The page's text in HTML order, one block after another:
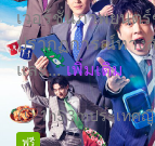
เวอร์ชั่นภาพยนต
ปรากฏการณ์ทาง
และ... เพิ่มเติม
1h53mประเทศ
ฟรี